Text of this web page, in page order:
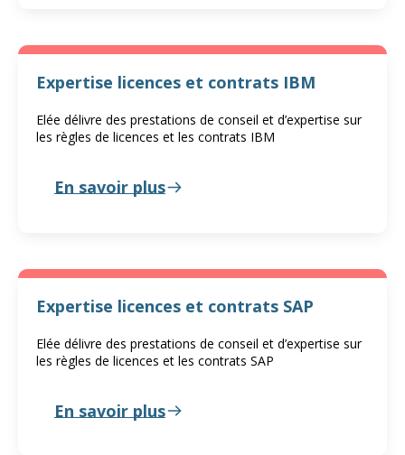
Expertise licences et contrats IBM
Elée délivre des prestations de conseil et d’expertise sur
les règles de licences et les contrats IBM
En savoir plus
Expertise licences et contrats SAP
Elée délivre des prestations de conseil et d’expertise sur
les règles de licences et les contrats SAP
En savoir plus